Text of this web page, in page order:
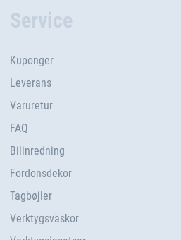
Service
Kuponger
Leverans
Varuretur
FAQ
Bilinredning
Fordonsdekor
Tagbøjler
Verktygsväskor